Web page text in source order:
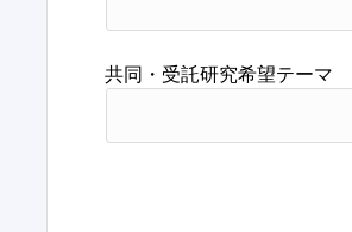
共同・受託研究希望テーマ